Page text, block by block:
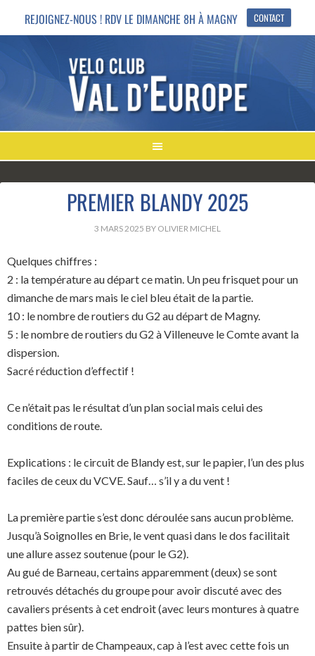
REJOIGNEZ-NOUS ! RDV LE DIMANCHE 8H À MAGNY CONTACT
PREMIER BLANDY 2025
3 MARS 2025 BY OLIVIER MICHEL
Quelques chiffres :
2 : la température au départ ce matin. Un peu frisquet pour un
dimanche de mars mais le ciel bleu était de la partie.
10 : le nombre de routiers du G2 au départ de Magny.
5 : le nombre de routiers du G2 à Villeneuve le Comte avant la
dispersion.
Sacré réduction d’effectif !
Ce n’était pas le résultat d’un plan social mais celui des
conditions de route.
Explications : le circuit de Blandy est, sur le papier, l’un des plus
faciles de ceux du VCVE. Sauf… s’il y a du vent !
La première partie s’est donc déroulée sans aucun problème.
Jusqu’à Soignolles en Brie, le vent quasi dans le dos facilitait
une allure assez soutenue (pour le G2).
Au gué de Barneau, certains apparemment (deux) se sont
retrouvés détachés du groupe pour avoir discuté avec des
cavaliers présents à cet endroit (avec leurs montures à quatre
pattes bien sûr).
Ensuite à partir de Champeaux, cap à l’est avec cette fois un